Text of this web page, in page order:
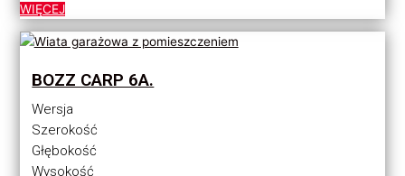
WIĘCEJ
BOZZ CARP 6A.
Wersja
Szerokość
Głębokość
Wysokość